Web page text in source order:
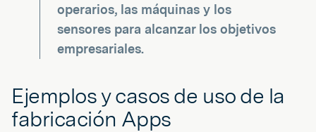
operarios, las máquinas y los
sensores para alcanzar los objetivos
empresariales.
Ejemplos y casos de uso de la
fabricación Apps